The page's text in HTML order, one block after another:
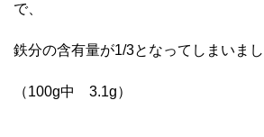
で、
鉄分の含有量が1/3となってしまいまし
（100g中 3.1g）